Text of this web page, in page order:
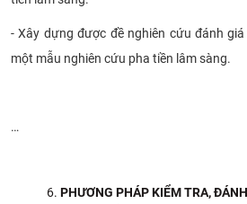
- Xây dựng được đề nghiên cứu đánh
một mẫu nghiên cứu pha tiền lâm sàng.
…
PHƯƠNG PHÁP KIỂM TRA,